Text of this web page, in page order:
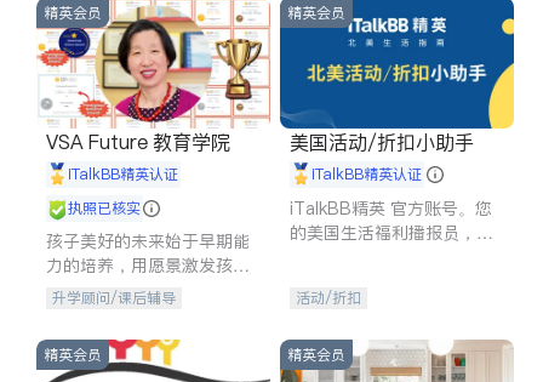
精英会员
VSA Future 教育学院
iTalkBB精英认证
执照已核实
孩子美好的未来始于早期能
力的培养，用愿景激发孩子
的学习潜力和动力。理念：
石。
升学顾问/课后辅导
精英会员
美国活动/折扣小助手
iTalkBB精英认证
iTalkBB精英 官方账号。您
的美国生活福利播报员，精
专属福利。
活动/折扣
精英会员 精英会员